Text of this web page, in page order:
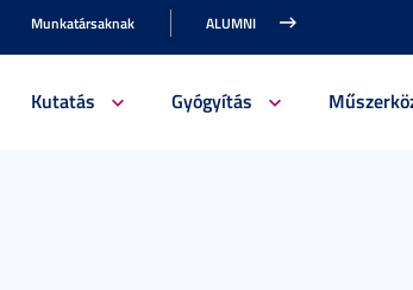
Munkatársaknak ALUMNI
Kutatás Gyógyítás